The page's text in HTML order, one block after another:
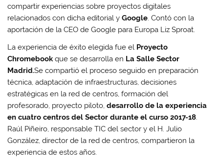
compartir experiencias sobre proyectos digitales
relacionados con dicha editorial yGoogle. Contó con la
aportación de la CEO de Google para Europa Liz Sproat.
La experiencia de éxito elegida fue el Proyecto
Chromebook que se desarrolla en La Salle Sector
Madrid.Se compartió el proceso seguido en preparación
técnica, adaptación de infraestructuras, decisiones
estratégicas en la red de centros, formación del
profesorado, proyecto piloto,desarrollo de la experiencia
en cuatro centros del Sector durante el curso 2017-18
Raúl Piñeiro, responsable TIC del sector y el H. Julio
González, director de la red de centros, compartieron la
experiencia de estos años.